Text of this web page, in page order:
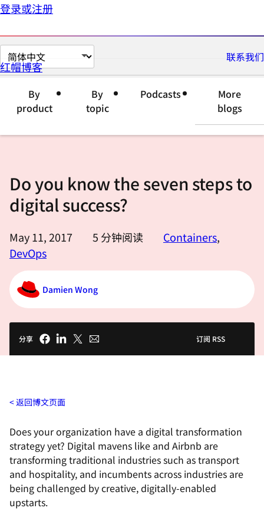
登录或注册
切
换
言
联系我们
红帽博客
By
product
By
topic
Podcasts
More
blogs
Do you know the seven steps to
digital success?
May 11, 2017 5 分钟阅读 Containers,
DevOps
Damien Wong
分享 订阅 RSS
返回博文页面
Does your organization have a digital transformation
strategy yet? Digital mavens like and Airbnb are
transforming traditional industries such as transport
and hospitality, and incumbents across industries are
being challenged by creative, digitally-enabled
upstarts.